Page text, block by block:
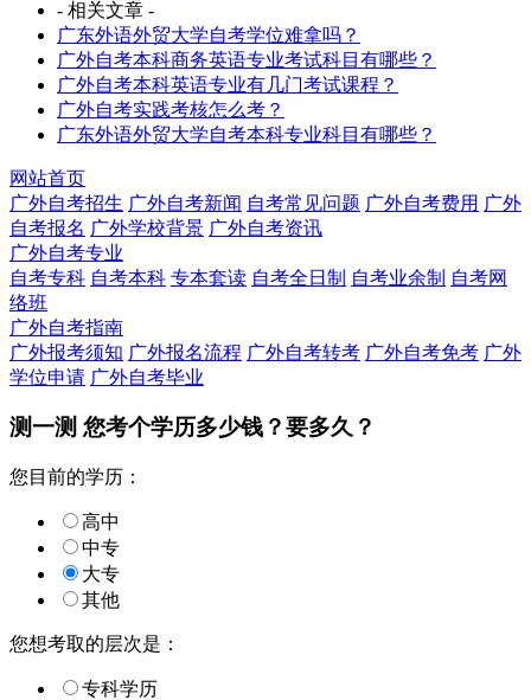
- 相关文章 -
广东外语外贸大学自考学位难拿吗？
广外自考本科商务英语专业考试科目有哪些？
广外自考本科英语专业有几门考试课程？
广外自考实践考核怎么考？
广东外语外贸大学自考本科专业科目有哪些？
网站首页
广外自考招生 广外自考新闻 自考常见问题 广外自考费用 广外
自考报名 广外学校背景 广外自考资讯
广外自考专业
自考专科 自考本科 专本套读 自考全日制 自考业余制 自考网
络班
广外自考指南
广外报考须知 广外报名流程 广外自考转考 广外自考免考 广外
学位申请 广外自考毕业
测一测 您考个学历多少钱？要多久？
您目前的学历：
高中
中专
大专
其他
您想考取的层次是：
专科学历